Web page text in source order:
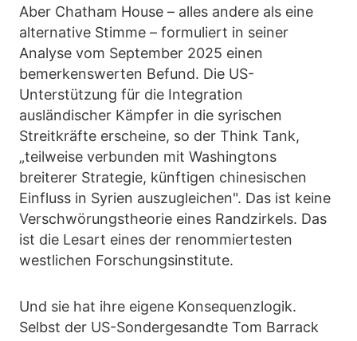
Aber Chatham House – alles andere als eine
alternative Stimme – formuliert in seiner
Analyse vom September 2025 einen
bemerkenswerten Befund. Die US-
Unterstützung für die Integration
ausländischer Kämpfer in die syrischen
Streitkräfte erscheine, so der Think Tank,
„teilweise verbunden mit Washingtons
breiterer Strategie, künftigen chinesischen
Einfluss in Syrien auszugleichen". Das ist keine
Verschwörungstheorie eines Randzirkels. Das
ist die Lesart eines der renommiertesten
westlichen Forschungsinstitute.
Und sie hat ihre eigene Konsequenzlogik.
Selbst der US-Sondergesandte Tom Barrack